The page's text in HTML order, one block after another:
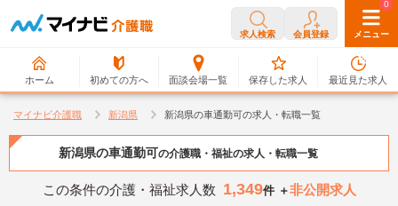
求人検索 会員登録 メニュー
ホーム 初めての方へ 面談会場一覧
0
保存した求人
0
最近見た求人
マイナビ介護職 新潟県 新潟県の車通勤可の求人・転職一覧
新潟県の車通勤可の介護職・福祉の求人・転職一覧
この条件の介護・福祉求人数 1,349件 ＋非公開求人